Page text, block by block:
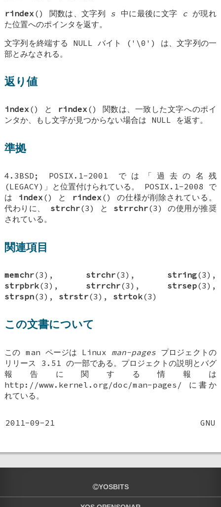
rindex () 関数は、文字列 s 中に最後に文字 cが現れ
た位置へのポインタを返す。
文字列を終端する NULL バイト ('\0') は、文字列の一
部とみなされる。
返り値
index() と rindex() 関数は、一致した文字へのポイ
ンタか、もし文字が見つからない場合は NULL を返す。
準拠
4.3BSD; POSIX.1-2001 では「過去の名残
(LEGACY)」と位置付けられている。 POSIX.1-2008 で
は index() と rindex() の仕様が削除されている。
代わりに、 strchr(3) と strrchr(3) の使用が推奨
されている。
関連項目
memchr(3), strchr(3), string(3),
strpbrk(3), strrchr(3), strsep(3),
strspn(3), strstr(3), strtok(3)
この文書について
この man ページは Linux man-pages プロジェクトの
リリース 3.51 の一部である。プロジェクトの説明とバグ
報告に関する情報は
http://www.kernel.org/doc/man-pages/ に書か
れている。
2011-09-21 GNU
YOSBITS